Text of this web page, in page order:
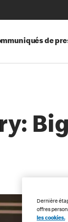
de
Dernière
offres
les cookies.